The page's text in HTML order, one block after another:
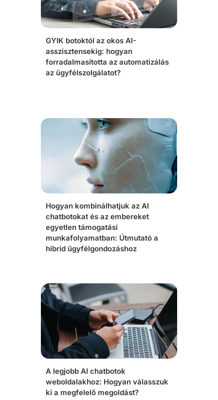
GYIK botoktól az okos AI-
asszisztensekig: hogyan
forradalmasította az automatizálás
az ügyfélszolgálatot?
Hogyan kombinálhatjuk az AI
chatbotokat és az embereket
egyetlen támogatási
munkafolyamatban: Útmutató a
hibrid ügyfélgondozáshoz
A legjobb AI chatbotok
weboldalakhoz: Hogyan válasszuk
ki a megfelelő megoldást?